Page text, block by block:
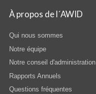
À propos de l´AWID
Qui nous sommes
Notre équipe
Notre conseil d'administration
Rapports Annuels
Questions fréquentes